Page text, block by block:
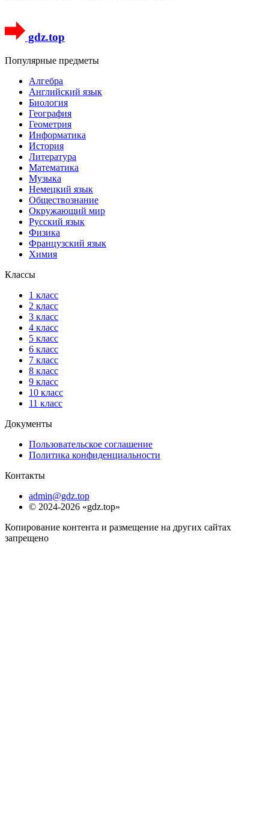
gdz.top
Популярные предметы
Алгебра
Английский язык
Биология
География
Геометрия
Информатика
История
Литература
Математика
Музыка
Немецкий язык
Обществознание
Окружающий мир
Русский язык
Физика
Французский язык
Химия
Классы
1 класс
2 класс
3 класс
4 класс
5 класс
6 класс
7 класс
8 класс
9 класс
10 класс
11 класс
Документы
Пользовательское соглашение
Политика конфиденциальности
Контакты
admin@gdz.top
© 2024-2026 «gdz.top»
Копирование контента и размещение на других сайтах
запрещено